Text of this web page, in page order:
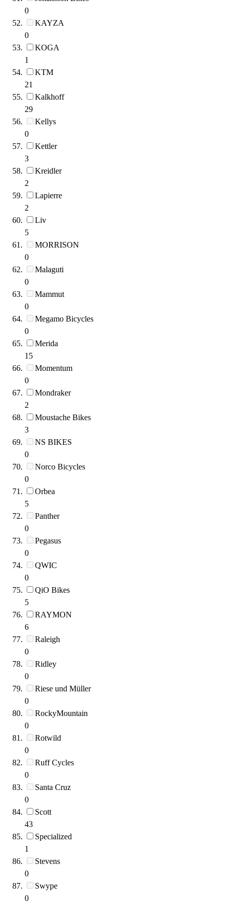
0
KAYZA
0
KOGA
1
KTM
21
Kalkhoff
29
Kellys
0
Kettler
3
Kreidler
2
Lapierre
2
Liv
5
MORRISON
0
Malaguti
0
Mammut
0
Megamo Bicycles
0
Merida
15
Momentum
0
Mondraker
2
Moustache Bikes
3
NS BIKES
0
Norco Bicycles
0
Orbea
5
Panther
0
Pegasus
0
QWIC
0
QiO Bikes
5
RAYMON
6
Raleigh
0
Ridley
0
Riese und Müller
0
RockyMountain
0
Rotwild
0
Ruff Cycles
0
Santa Cruz
0
Scott
43
Specialized
1
Stevens
0
Swype
0